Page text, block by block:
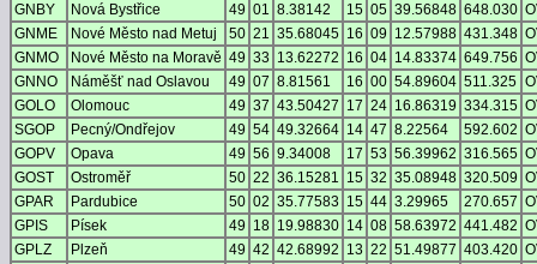
GNBY
Nová Bystřice 49 01 8.38142 15 05 39.56848 648.030
GNME
Nové Město nad Metuj 50 21 35.68045 16 09 12.57988 431.348
GNMO
Nové Město na Moravě 49 33 13.62272 16 04 14.83374 649.756
GNNO
Náměšť nad Oslavou 49 07 8.81561 16 00 54.89604 511.325
GOLO
Olomouc 49 37 43.50427 17 24 16.86319 334.315
SGOP
Pecný/Ondřejov 49 54 49.32664 14 47 8.22564 592.602
GOPV
Opava 49 56 9.34008 17 53 56.39962 316.565
GOST
Ostroměř 50 22 36.15281 15 32 35.08948 320.509
GPAR
Pardubice 50 02 35.77583 15 44 3.29965 270.657
GPIS
Písek 49 18 19.98830 14 08 58.63972 441.482
GPLZ
Plzeň 49 42 42.68992 13 22 51.49877 403.420